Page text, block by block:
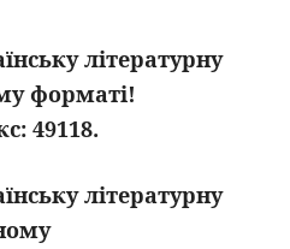
літературну
форматі!
49118.
літературну